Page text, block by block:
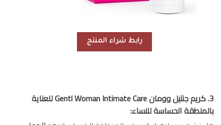
رابط شراء المنتج
3. كريم جنتيل وومان Gentl Woman Intimate Care للعناية
بالمنطقة الحساسة للنساء: